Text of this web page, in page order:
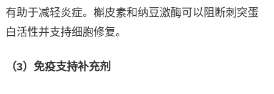
有助于减轻炎症。槲皮素和纳豆激酶可以阻断刺突蛋
白活性并支持细胞修复。
（3）免疫支持补充剂